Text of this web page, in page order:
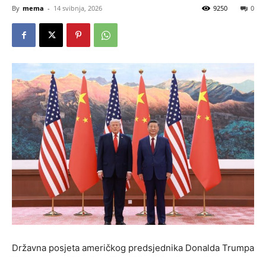
By mema - 14 svibnja, 2026 0
9250
Državna posjeta američkog predsjednika Donalda Trumpa